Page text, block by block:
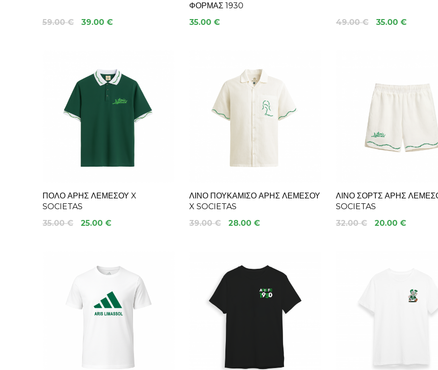
59.00 € 39.00 €
ΦΌΡΜΑΣ 1930
35.00 €
49.00 € 35.00 €
ΠΌΛΟ ΆΡΗΣ ΛΕΜΕΣΟΎ X
SOCIETAS
35.00 €
25.00 €
ΛΙΝΌ ΠΟΥΚΆΜΙΣΟ ΆΡΗΣ ΛΕΜΕΣΟΎ
X SOCIETAS
39.00 €
28.00 €
ΛΙΝΌ ΣΟΡΤΣ ΆΡΗΣ
SOCIETAS
32.00 €
20.00 €